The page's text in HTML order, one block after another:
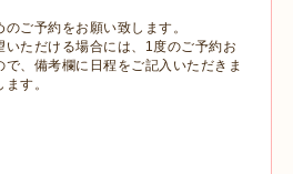
ご予約をお願い致します。
いただける場合には、1度のご予約お
、備考欄に日程をご記入いただきま
す。